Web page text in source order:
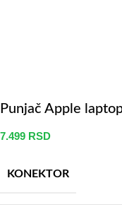
Punjač Apple
7.499 RSD
KONEKTOR